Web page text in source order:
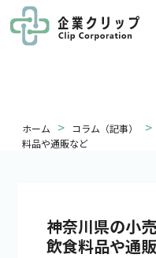
ホーム > コラム（記事） >
料品や通販など
神奈川県の小
飲食料品や通